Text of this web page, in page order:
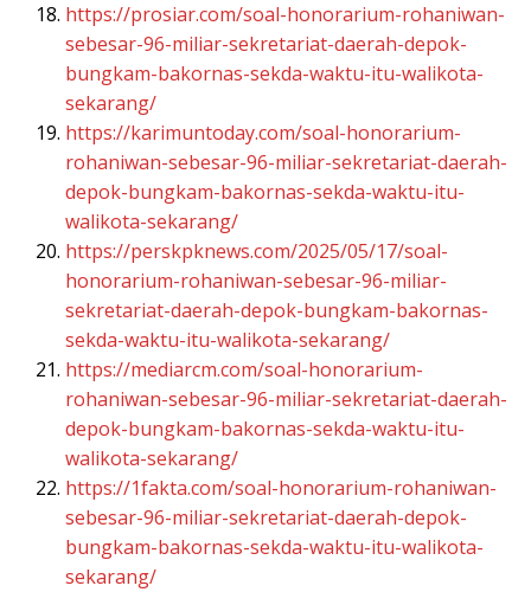
https://prosiar.com/soal-honorarium-rohaniwan-
sebesar-96-miliar-sekretariat-daerah-depok-
bungkam-bakornas-sekda-waktu-itu-walikota-
sekarang/
https://karimuntoday.com/soal-honorarium-
rohaniwan-sebesar-96-miliar-sekretariat-daerah-
depok-bungkam-bakornas-sekda-waktu-itu-
walikota-sekarang/
https://perskpknews.com/2025/05/17/soal-
honorarium-rohaniwan-sebesar-96-miliar-
sekretariat-daerah-depok-bungkam-bakornas-
sekda-waktu-itu-walikota-sekarang/
https://mediarcm.com/soal-honorarium-
rohaniwan-sebesar-96-miliar-sekretariat-daerah-
depok-bungkam-bakornas-sekda-waktu-itu-
walikota-sekarang/
https://1fakta.com/soal-honorarium-rohaniwan-
sebesar-96-miliar-sekretariat-daerah-depok-
bungkam-bakornas-sekda-waktu-itu-walikota-
sekarang/